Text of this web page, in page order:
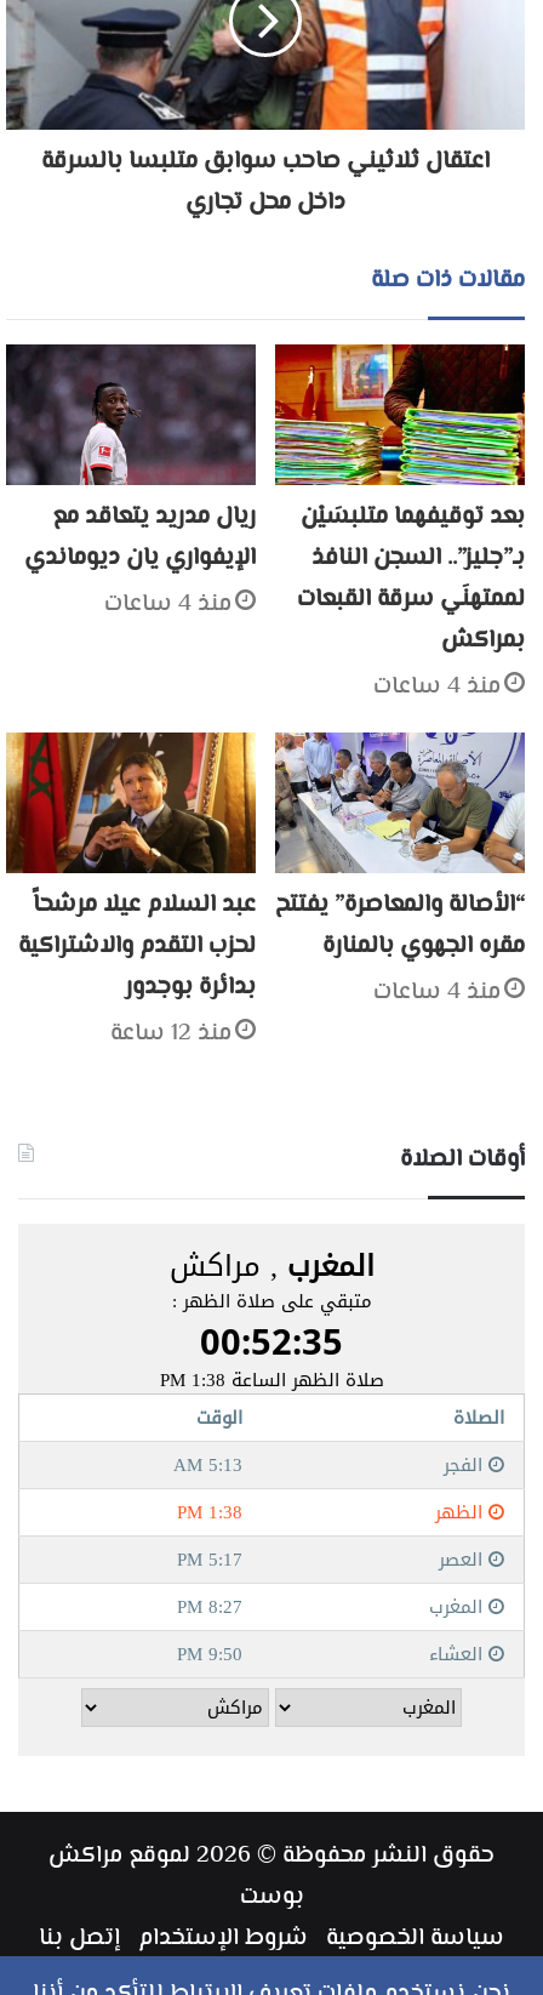
اعتقال ثلاثيني صاحب سوابق متلبسا بالسرقة
داخل محل تجاري
مقالات ذات صلة
بعد توقيفهما متلبسَيْن
بـ”جليز”.. السجن النافذ
لممتهنَي سرقة القبعات
بمراكش
منذ 4 ساعات
ريال مدريد يتعاقد مع
الإيفواري يان ديوماندي
منذ 4 ساعات
“الأصالة والمعاصرة” يفتتح
مقره الجهوي بالمنارة
منذ 4 ساعات
عبد السلام عيلا مرشحاً
لحزب التقدم والاشتراكية
بدائرة بوجدور
منذ 12 ساعة
أوقات الصلاة
حقوق النشر محفوظة © 2026 لموقع مراكش
بوست
سياسة الخصوصية شروط الإستخدام إتصل بنا
طاقم العمل